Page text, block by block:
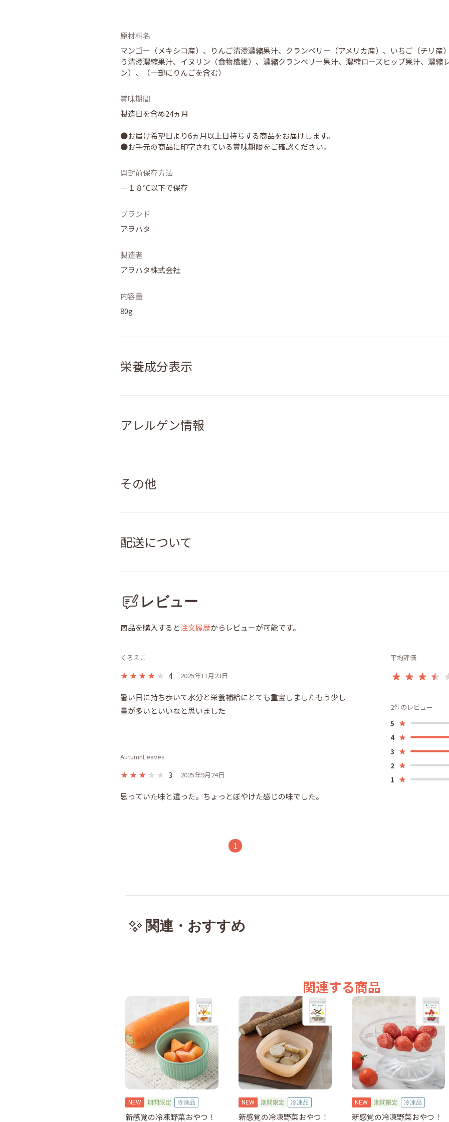
原材料名
マンゴー（メキシコ産）、りんご清澄濃縮果汁、クランベリー（アメリカ産）、いちご（チリ産
う清澄濃縮果汁、イヌリン（食物繊維）、濃縮クランベリー果汁、濃縮ローズヒップ果汁、濃縮
ン）、（一部にりんごを含む）
賞味期間
製造日を含め24ヵ月
●お届け希望日より6ヵ月以上日持ちする商品をお届けします。
●お手元の商品に印字されている賞味期限をご確認ください。
開封前保存方法
－１８℃以下で保存
ブランド
アヲハタ
製造者
アヲハタ株式会社
内容量
80g
栄養成分表示
アレルゲン情報
その他
配送について
レビュー
商品を購入すると注文履歴からレビューが可能です。
くろえこ
4 2025年11月23日
暑い日に持ち歩いて水分と栄養補給にとても重宝しましたもう少し
量が多いといいなと思いました
AutumnLeaves
3 2025年9月24日
思っていた味と違った。ちょっとぼやけた感じの味でした。
1
平均評価
2件のレビュー
5
4
3
2
1
関連・おすすめ
関連する商品
NEW 期間限定 冷凍品
新感覚の冷凍野菜おやつ！
NEW 期間限定 冷凍品
新感覚の冷凍野菜おやつ！
NEW 期間限定 冷凍品
新感覚の冷凍野菜おやつ！